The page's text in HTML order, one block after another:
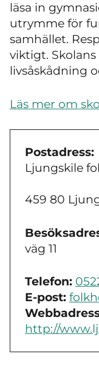
läsa in
utrymme för
samhället.
viktigt.
livsåskådning
Läs mer om
Postadress:
Ljungskile
459 80
väg 11
Telefon:
E-post:
http://